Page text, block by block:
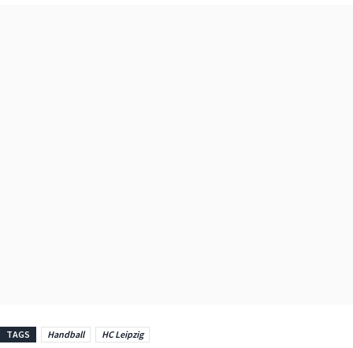
TAGS Handball HC Leipzig